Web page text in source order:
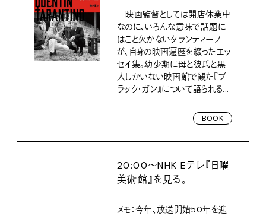
映画監督としては開店休業中
なのに、いろんな意味で話題に
はこと欠かないタランティーノ
が、自身の映画遍歴を綴ったエッ
セイ集。幼少期に母と彼氏と黒
人しかいない映画館で観た『ブ
ラック・ガン』について語られる...
BOOK
20:00〜NHK Eテレ『日曜
美術館』を見る。
メモ：今年、放送開始50年を迎